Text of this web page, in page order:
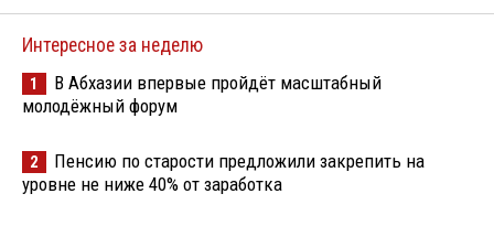
Интересное за неделю
1
В Абхазии впервые пройдёт масштабный
молодёжный форум
2
Пенсию по старости предложили закрепить на
уровне не ниже 40% от заработка